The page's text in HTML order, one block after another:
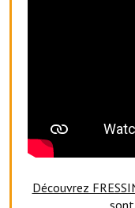
Agents immobiliers
Réserver une salle
Salle Georges
Découvrez